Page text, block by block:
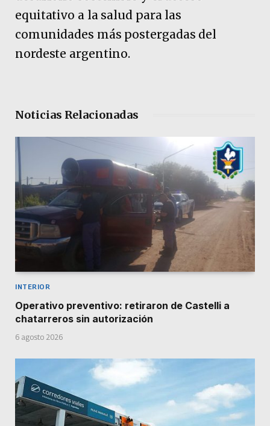
equitativo a la salud para las
comunidades más postergadas del
nordeste argentino.
Noticias Relacionadas
INTERIOR
Operativo preventivo: retiraron de Castelli a
chatarreros sin autorización
6 agosto 2026